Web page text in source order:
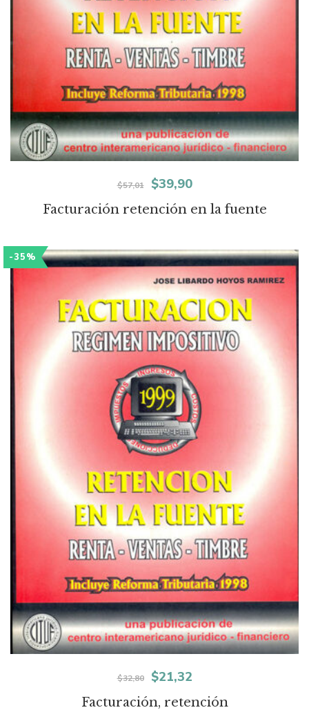
Facturación retención en la fuente
$57,01
El
precio
era:
$57,01.
$39,90El
precio
es:
$39,90.
-35%
Facturación, retención
$32,80
El
precio
$21,32El
precio